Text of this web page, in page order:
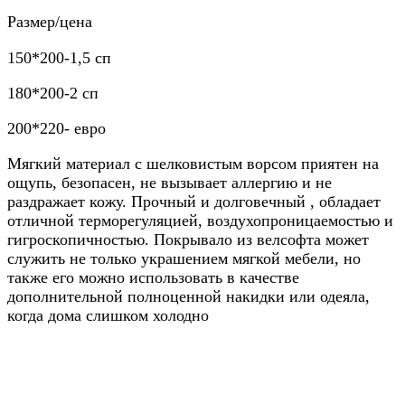
Размер/цена
150*200-1,5 сп
180*200-2 сп
200*220- евро
Мягкий материал с шелковистым ворсом приятен на
ощупь, безопасен, не вызывает аллергию и не
раздражает кожу. Прочный и долговечный , обладает
отличной терморегуляцией, воздухопроницаемостью и
гигроскопичностью. Покрывало из велсофта может
служить не только украшением мягкой мебели, но
также его можно использовать в качестве
дополнительной полноценной накидки или одеяла,
когда дома слишком холодно